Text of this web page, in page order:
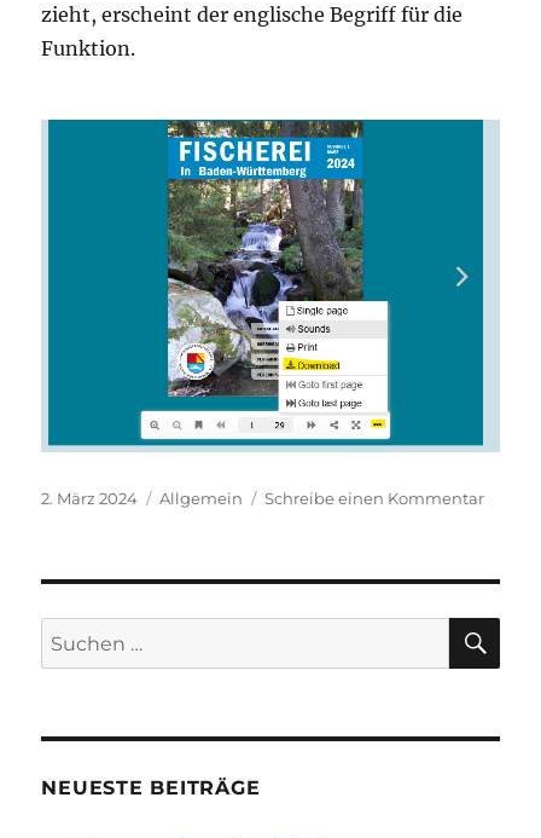
zieht, erscheint der englische Begriff für die
Funktion.
Veröffentlicht
2. März 2024 Kategorien
Allgemein Schreibe einen Kommentarzu
Suchen
nach:
NEUESTE BEITRÄGE